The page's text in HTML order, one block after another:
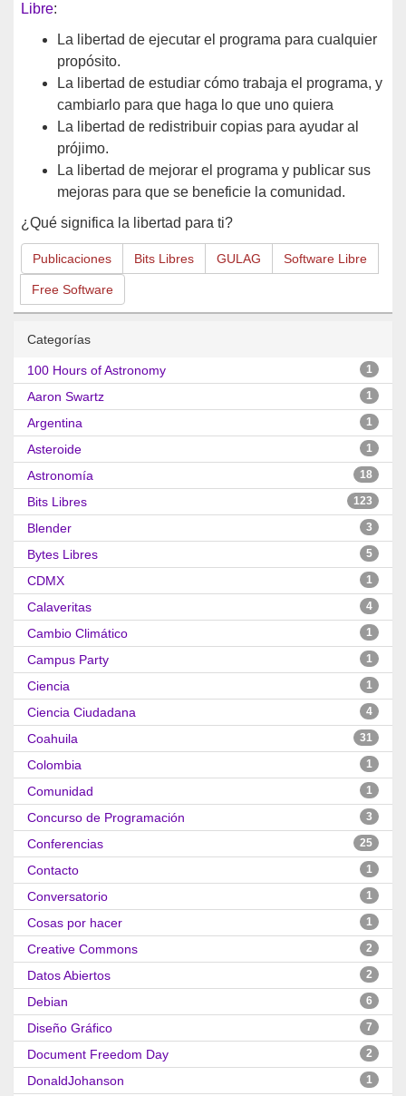
Libre:
La libertad de ejecutar el programa para cualquier
propósito.
La libertad de estudiar cómo trabaja el programa, y
cambiarlo para que haga lo que uno quiera
La libertad de redistribuir copias para ayudar al
prójimo.
La libertad de mejorar el programa y publicar sus
mejoras para que se beneficie la comunidad.
¿Qué significa la libertad para ti?
Publicaciones Bits Libres GULAG Software Libre
Free Software
Categorías
100 Hours of Astronomy 1
Aaron Swartz 1
Argentina 1
Asteroide 1
Astronomía 18
Bits Libres 123
Blender 3
Bytes Libres 5
CDMX 1
Calaveritas 4
Cambio Climático 1
Campus Party 1
Ciencia 1
Ciencia Ciudadana 4
Coahuila 31
Colombia 1
Comunidad 1
Concurso de Programación 3
Conferencias 25
Contacto 1
Conversatorio 1
Cosas por hacer 1
Creative Commons 2
Datos Abiertos 2
Debian 6
Diseño Gráfico 7
Document Freedom Day 2
DonaldJohanson 1